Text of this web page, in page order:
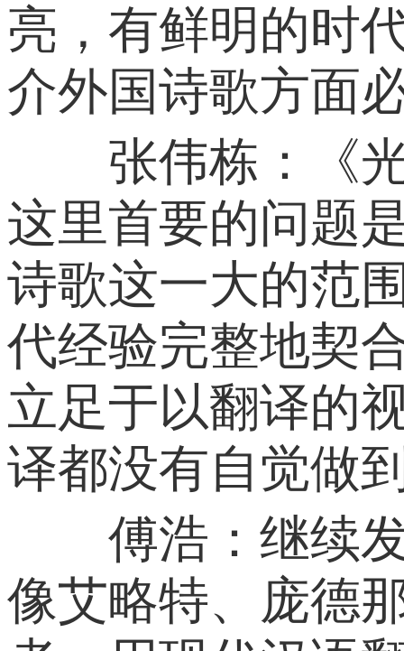
亮，有鲜明的时
介外国诗歌方面
张伟栋：《光
这里首要的问题
诗歌这一大的范
代经验完整地契
立足于以翻译的
译都没有自觉做
傅浩：继续发
像艾略特、庞德